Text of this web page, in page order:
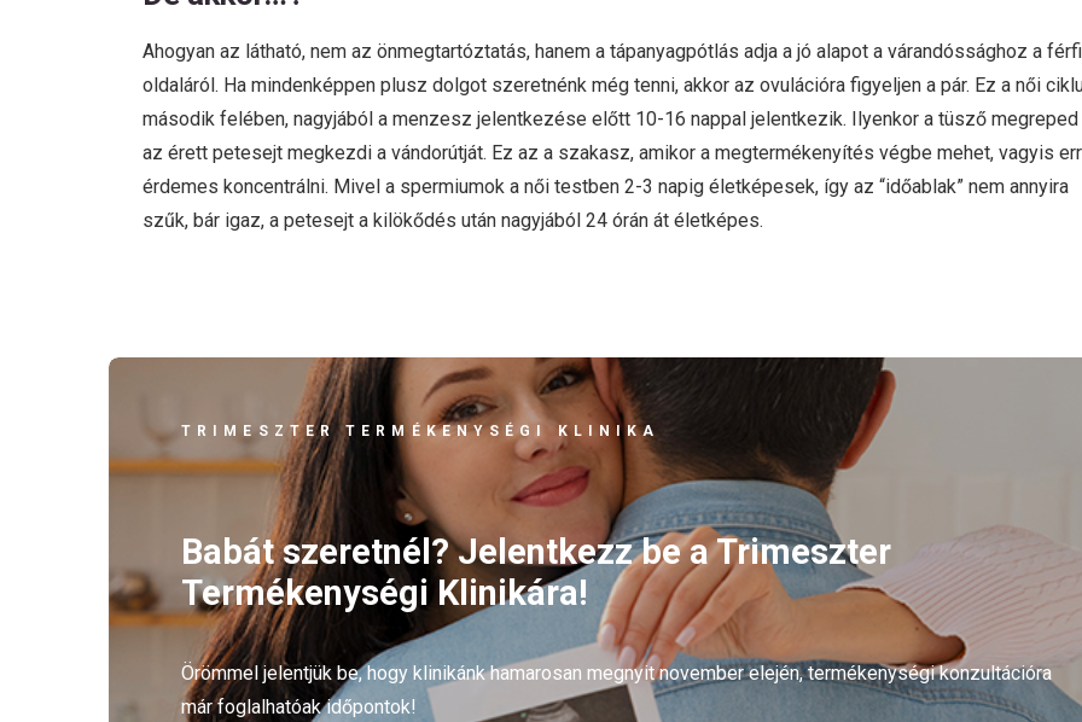
Ahogyan az látható, nem az önmegtartóztatás, hanem a tápanyagpótlás adja a jó alapot a várandóssághoz a férfi
oldaláról. Ha mindenképpen plusz dolgot szeretnénk még tenni, akkor az ovulációra figyeljen a pár. Ez a női
második felében, nagyjából a menzesz jelentkezése előtt 10-16 nappal jelentkezik. Ilyenkor a tüsző
az érett petesejt megkezdi a vándorútját. Ez az a szakasz, amikor a megtermékenyítés végbe mehet, vagyis
érdemes koncentrálni. Mivel a spermiumok a női testben 2-3 napig életképesek, így az “időablak” nem annyira
szűk, bár igaz, a petesejt a kilökődés után nagyjából 24 órán át életképes.
TRIMESZTER TERMÉKENYSÉGI KLINIKA
Babát szeretnél? Jelentkezz be a Trimeszter
Termékenységi Klinikára!
Örömmel jelentjük be, hogy klinikánk hamarosan megnyit november elején, termékenységi konzultációra
már foglalhatóak időpontok!